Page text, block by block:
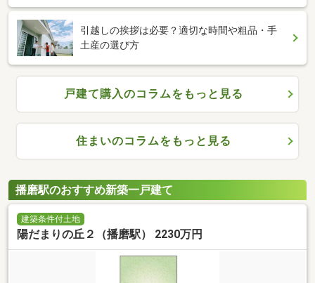
引越しの挨拶は必要？適切な時間や粗品・手
土産の選び方
戸建て購入のコラムをもっと見る
住まいのコラムをもっと見る
播磨駅のおすすめ新築一戸建て
建築条件付土地
陽だまりの丘２（播磨駅） 2230万円